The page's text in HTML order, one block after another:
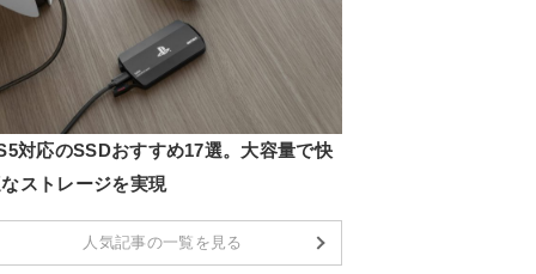
対応のSSDおすすめ17選。大容量で快
ストレージを実現
人気記事の一覧を見る